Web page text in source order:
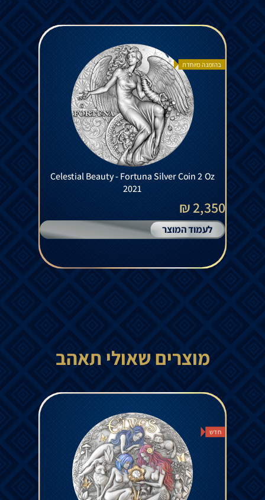
בהזמנה מיוחדת
Celestial Beauty - Fortuna Silver Coin 2 Oz
2021
2,350 ₪
לעמוד המוצר
מוצרים שאולי תאהב
חדש